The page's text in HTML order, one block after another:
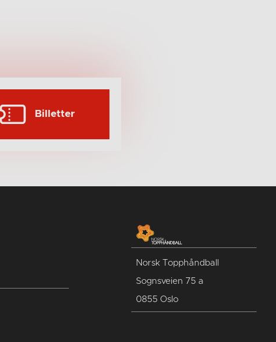
Billetter
Norsk Topphåndball
Sognsveien 75 a
0855 Oslo